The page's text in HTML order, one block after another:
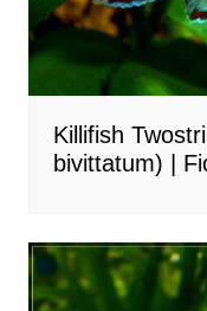
Killifish
bivittatum) |